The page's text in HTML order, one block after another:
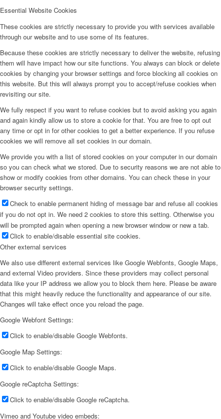
Essential Website Cookies
These cookies are strictly necessary to provide you with services available
through our website and to use some of its features.
Because these cookies are strictly necessary to deliver the website, refusing
them will have impact how our site functions. You always can block or delete
cookies by changing your browser settings and force blocking all cookies on
this website. But this will always prompt you to accept/refuse cookies when
revisiting our site.
We fully respect if you want to refuse cookies but to avoid asking you again
and again kindly allow us to store a cookie for that. You are free to opt out
any time or opt in for other cookies to get a better experience. If you refuse
cookies we will remove all set cookies in our domain.
We provide you with a list of stored cookies on your computer in our domain
so you can check what we stored. Due to security reasons we are not able to
show or modify cookies from other domains. You can check these in your
browser security settings.
Check to enable permanent hiding of message bar and refuse all cookies
if you do not opt in. We need 2 cookies to store this setting. Otherwise you
will be prompted again when opening a new browser window or new a tab.
Click to enable/disable essential site cookies.
Other external services
We also use different external services like Google Webfonts, Google Maps,
and external Video providers. Since these providers may collect personal
data like your IP address we allow you to block them here. Please be aware
that this might heavily reduce the functionality and appearance of our site.
Changes will take effect once you reload the page.
Google Webfont Settings:
Click to enable/disable Google Webfonts.
Google Map Settings:
Click to enable/disable Google Maps.
Google reCaptcha Settings:
Click to enable/disable Google reCaptcha.
Vimeo and Youtube video embeds: